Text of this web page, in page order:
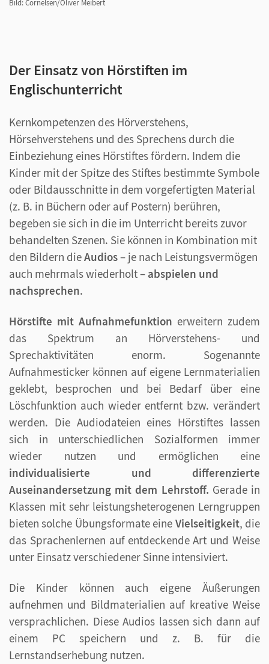
Bild: Cornelsen/Oliver Meibert
Der Einsatz von Hörstiften im
Englischunterricht
Kernkompetenzen des Hörverstehens,
Hörsehverstehens und des Sprechens durch die
Einbeziehung eines Hörstiftes fördern. Indem die
Kinder mit der Spitze des Stiftes bestimmte Symbole
oder Bildausschnitte in dem vorgefertigten Material
(z. B. in Büchern oder auf Postern) berühren,
begeben sie sich in die im Unterricht bereits zuvor
behandelten Szenen. Sie können in Kombination mit
den Bildern dieAudios– je nach Leistungsvermögen
auch mehrmals wiederholt – abspielen und
nachsprechen.
Hörstifte mit Aufnahmefunktion erweitern zudem
das Spektrum an Hörverstehens- und
Sprechaktivitäten enorm. Sogenannte
Aufnahmesticker können auf eigene Lernmaterialien
geklebt, besprochen und bei Bedarf über eine
Löschfunktion auch wieder entfernt bzw. verändert
werden. Die Audiodateien eines Hörstiftes lassen
sich in unterschiedlichen Sozialformen immer
wieder nutzen und ermöglichen eine
individualisierte und differenzierte
Auseinandersetzung mit dem Lehrstoff. Gerade in
Klassen mit sehr leistungsheterogenen Lerngruppen
bieten solche Übungsformate eine Vielseitigkeit, die
das Sprachenlernen auf entdeckende Art und Weise
unter Einsatz verschiedener Sinne intensiviert.
Die Kinder können auch eigene Äußerungen
aufnehmen und Bildmaterialien auf kreative Weise
versprachlichen. Diese Audios lassen sich dann auf
einem PC speichern und z. B. für die
Lernstandserhebung nutzen.